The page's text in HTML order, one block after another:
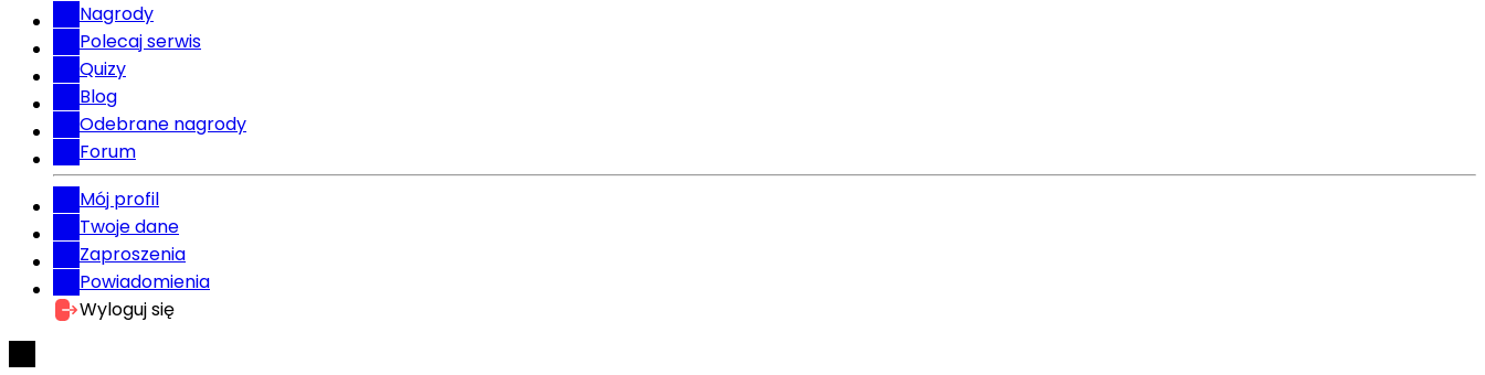
Nagrody
Polecaj serwis
Quizy
Blog
Odebrane nagrody
Forum
Mój profil
Twoje dane
Zaproszenia
Powiadomienia
Wyloguj się